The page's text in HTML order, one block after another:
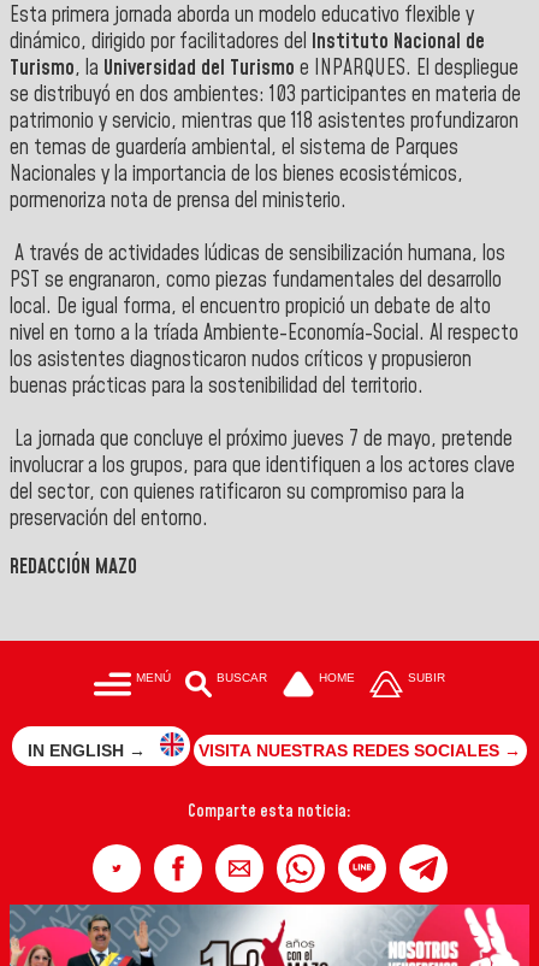
Esta primera jornada aborda un modelo educativo flexible y
dinámico, dirigido por facilitadores del Instituto Nacional de
Turismo, la Universidad del Turismo e INPARQUES. El despliegue
se distribuyó en dos ambientes: 103 participantes en materia de
patrimonio y servicio, mientras que 118 asistentes profundizaron
en temas de guardería ambiental, el sistema de Parques
Nacionales y la importancia de los bienes ecosistémicos,
pormenoriza nota de prensa del ministerio.
A través de actividades lúdicas de sensibilización humana, los
PST se engranaron, como piezas fundamentales del desarrollo
local. De igual forma, el encuentro propició un debate de alto
nivel en torno a la tríada Ambiente-Economía-Social. Al respecto
los asistentes diagnosticaron nudos críticos y propusieron
buenas prácticas para la sostenibilidad del territorio.
La jornada que concluye el próximo jueves 7 de mayo, pretende
involucrar a los grupos, para que identifiquen a los actores clave
del sector, con quienes ratificaron su compromiso para la
preservación del entorno.
REDACCIÓN MAZO
MENÚ BUSCAR HOME SUBIR
IN ENGLISH → VISITA NUESTRAS REDES SOCIALES →
Comparte esta noticia: